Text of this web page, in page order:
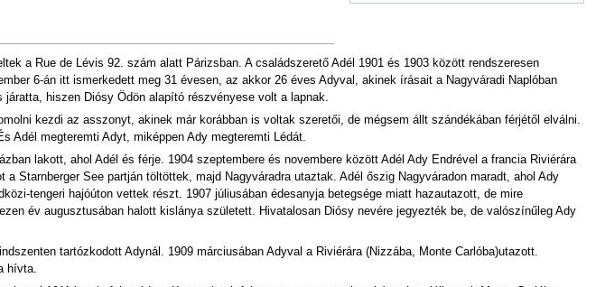
a Rue de Lévis 92. szám alatt Párizsban. A családszerető Adél 1901 és 1903 között rendszeresen
6-án itt ismerkedett meg 31 évesen, az akkor 26 éves Adyval, akinek írásait a Nagyváradi Naplóban
hiszen Diósy Ödön alapító részvényese volt a lapnak.
kezdi az asszonyt, akinek már korábban is voltak szeretői, de mégsem állt szándékában férjétől elválni.
Adél megteremti Adyt, miképpen Ady megteremti Lédát.
lakott, ahol Adél és férje. 1904 szeptembere és novembere között Adél Ady Endrével a francia Riviérára
a Starnberger See partján töltöttek, majd Nagyváradra utaztak. Adél őszig Nagyváradon maradt, ahol Ady
tengeri hajóúton vettek részt. 1907 júliusában édesanyja betegsége miatt hazautazott, de mire
év augusztusában halott kislánya született. Hivatalosan Diósy nevére jegyezték be, de valószínűleg Ady
tartózkodott Adynál. 1909 márciusában Adyval a Riviérára (Nizzába, Monte Carlóba)utazott.
hívta.